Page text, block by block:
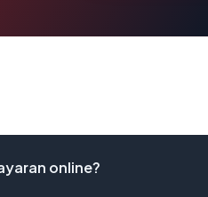
online?